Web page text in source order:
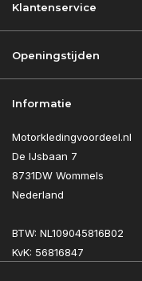
Klantenservice
Openingstijden
Informatie
Motorkledingvoordeel.nl
De IJsbaan 7
8731DW Wommels
Nederland
BTW: NL109045816B02
KvK: 56816847